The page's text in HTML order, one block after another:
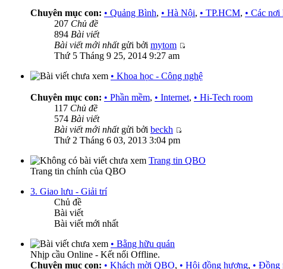
Chuyên mục con: • Quảng Bình, • Hà Nội, • TP.HCM, • Các nơi
207 Chủ đề
894 Bài viết
Bài viết mới nhấtgửi bởi mytom
Thứ 5 Tháng 9 25, 2014 9:27 am
• Khoa học - Công nghệ
Chuyên mục con: • Phần mềm, • Internet, • Hi-Tech room
117 Chủ đề
574 Bài viết
Bài viết mới nhấtgửi bởi beckh
Thứ 2 Tháng 6 03, 2013 3:04 pm
Trang tin QBO
Trang tin chính của QBO
3. Giao lưu - Giải trí
Chủ đề
Bài viết
Bài viết mới nhất
• Bằng hữu quán
Nhịp cầu Online - Kết nối Offline.
Chuyên mục con: • Khách mời QBO, • Hội đồng hương, • Đồng